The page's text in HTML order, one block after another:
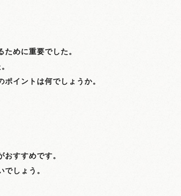
めに重要でした。
イントは何でしょうか。
すすめです。
しょう。